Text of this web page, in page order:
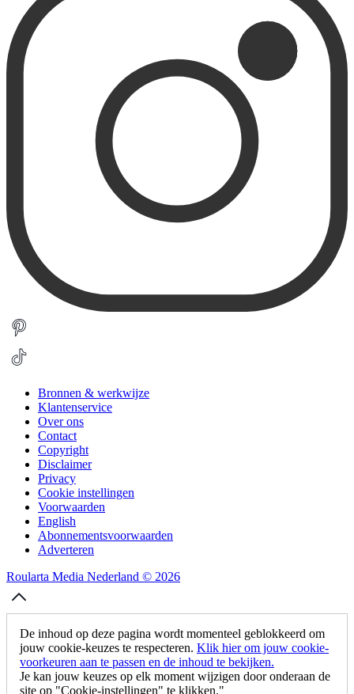
Bronnen & werkwijze
Klantenservice
Over ons
Contact
Copyright
Disclaimer
Privacy
Cookie instellingen
Voorwaarden
English
Abonnementsvoorwaarden
Adverteren
Roularta Media Nederland © 2026
De inhoud op deze pagina wordt momenteel geblokkeerd om
jouw cookie-keuzes te respecteren. Klik hier om jouw cookie-
voorkeuren aan te passen en de inhoud te bekijken.
Je kan jouw keuzes op elk moment wijzigen door onderaan de
site op "Cookie-instellingen" te klikken."